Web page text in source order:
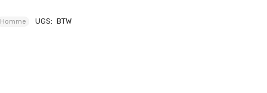
Homme UGS: BTW